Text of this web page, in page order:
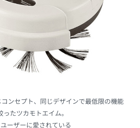
ンセプト、同じデザインで最低限の機能
ったツカモトエイム。
ーザーに愛されている